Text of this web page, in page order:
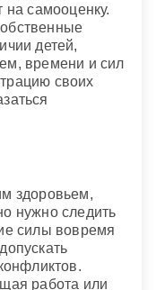
на самооценку.
детей,
времени и сил
своих
здоровьем,
нужно следить
силы вовремя
работа или